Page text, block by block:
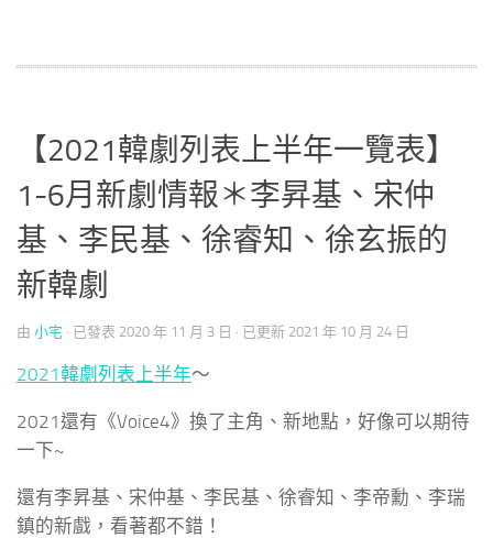
【2021韓劇列表上半年一覽表】
1-6月新劇情報＊李昇基、宋仲
基、李民基、徐睿知、徐玄振的
新韓劇
由 小宅 · 已發表 2020 年 11 月 3 日 · 已更新 2021 年 10 月 24 日
2021韓劇列表上半年～
2021還有《Voice4》換了主角、新地點，好像可以期待
一下~
還有李昇基、宋仲基、李民基、徐睿知、李帝勳、李瑞
鎮的新戲，看著都不錯！